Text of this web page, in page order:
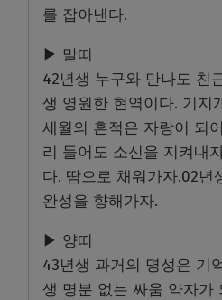
를 잡아낸다.
▶ 말띠
42년생 누구와 만나도 친
생 영원한 현역이다. 기지
세월의 흔적은 자랑이 되
리 들어도 소신을 지켜내
다. 땀으로 채워가자.02년
완성을 향해가자.
▶ 양띠
43년생 과거의 명성은 기
생 명분 없는 싸움 약자가